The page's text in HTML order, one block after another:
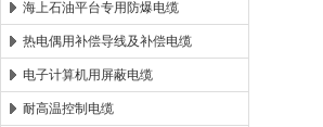
海上石油平台专用防爆电缆
热电偶用补偿导线及补偿电缆
电子计算机用屏蔽电缆
耐高温控制电缆